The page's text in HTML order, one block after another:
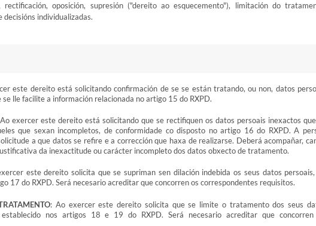
oposición, supresión ("dereito ao esquecemento"), limitación do
individualizadas.
este dereito está solicitando confirmación de se se están tratando, ou non, datos
lle facilite a información relacionada no artigo 15 do RXPD.
exercer este dereito está solicitando que se rectifiquen os datos persoais inexactos
que sexan incompletos, de conformidade co disposto no artigo 16 do RXPD. A
a que datos se refire e a corrección que haxa de realizarse. Deberá acompañar,
da inexactitude ou carácter incompleto dos datos obxecto de tratamento.
este dereito solicita que se supriman sen dilación indebida os seus datos
17 do RXPD. Será necesario acreditar que concorren os correspondentes requisitos.
: Ao exercer este dereito solicita que se limite o tratamento dos seus
nos artigos 18 e 19 do RXPD. Será necesario acreditar que